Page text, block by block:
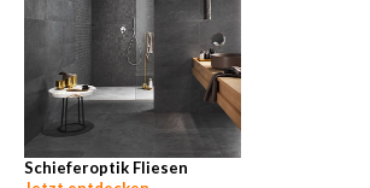
Schieferoptik Fliesen